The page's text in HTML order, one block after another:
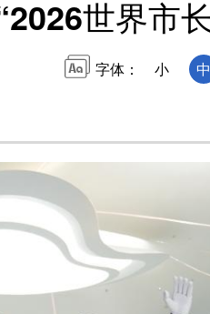
世界市
字体： 小 中